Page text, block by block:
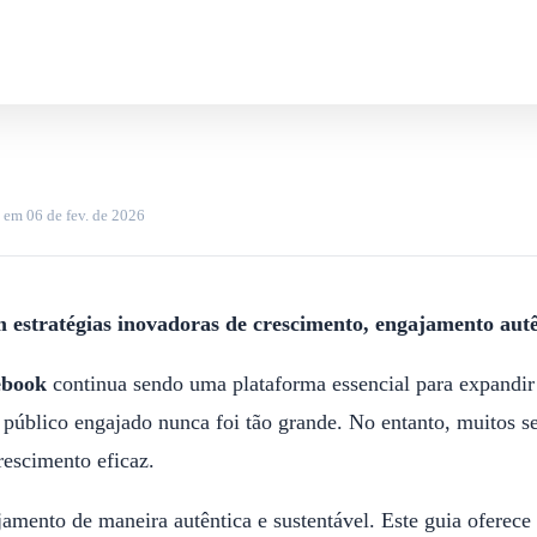
06 de fev. de 2026
estratégias inovadoras de crescimento, engajamento
continua sendo uma plataforma essencial para
engajado nunca foi tão grande. No entanto, muitos
eficaz.
de maneira autêntica e sustentável. Este guia